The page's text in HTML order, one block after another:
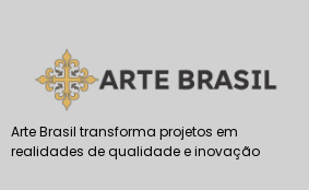
Arte Brasil transforma projetos em
realidades de qualidade e inovação